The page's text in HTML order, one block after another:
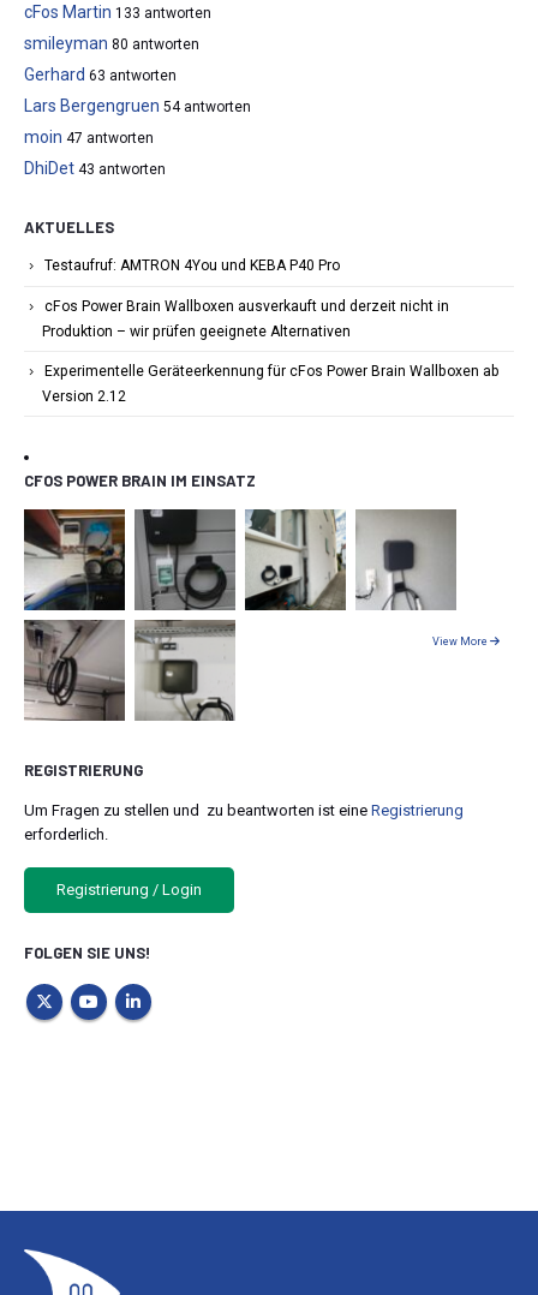
cFos Martin 133 antworten
smileyman 80 antworten
Gerhard 63 antworten
Lars Bergengruen 54 antworten
moin 47 antworten
DhiDet 43 antworten
AKTUELLES
Testaufruf: AMTRON 4You und KEBA P40 Pro
cFos Power Brain Wallboxen ausverkauft und derzeit nicht in
Produktion – wir prüfen geeignete Alternativen
Experimentelle Geräteerkennung für cFos Power Brain Wallboxen ab
Version 2.12
CFOS POWER BRAIN IM EINSATZ
View More
REGISTRIERUNG
Um Fragen zu stellen und zu beantworten ist eine Registrierung
erforderlich.
Registrierung / Login
FOLGEN SIE UNS!